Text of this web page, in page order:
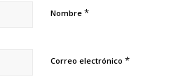
Nombre *
Correo electrónico *